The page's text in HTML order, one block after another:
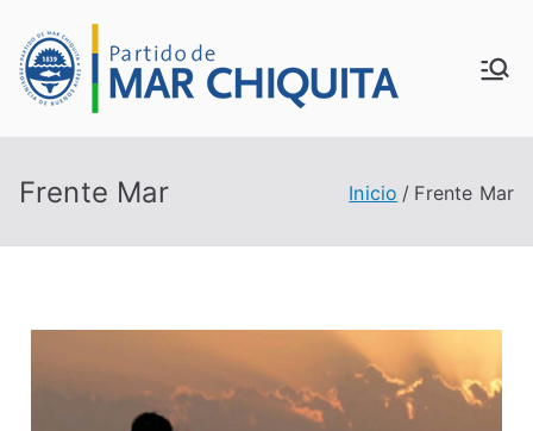
MUN
ALID
DE
MAR
Frente Mar Inicio Frente Mar